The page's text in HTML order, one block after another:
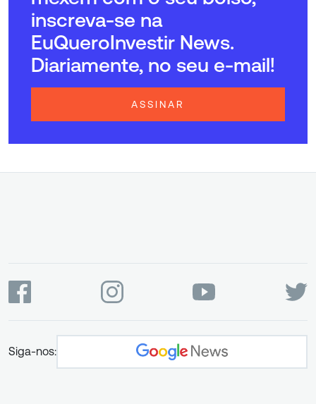
inscreva-se na
EuQueroInvestir News.
Diariamente, no seu e-mail!
ASSINAR
Siga-nos: